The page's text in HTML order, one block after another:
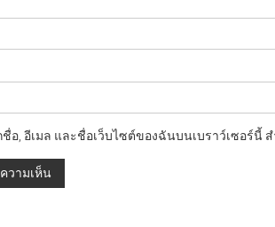
อ, อีเมล และชื่อเว็บไซต์ของฉันบนเบราว์เซอร์นี้